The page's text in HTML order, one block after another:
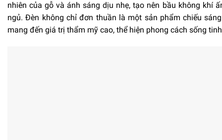
nhiên của gỗ và ánh sáng dịu nhẹ, tạo nên bầu không khí
ngủ. Đèn không chỉ đơn thuần là một sản phẩm chiếu
mang đến giá trị thẩm mỹ cao, thể hiện phong cách sống